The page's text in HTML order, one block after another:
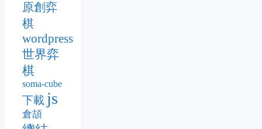
原創弈
棋
wordpress
世界弈
棋
soma-cube
下載 js
倉頡